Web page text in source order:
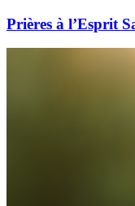
Prières à l’Esprit